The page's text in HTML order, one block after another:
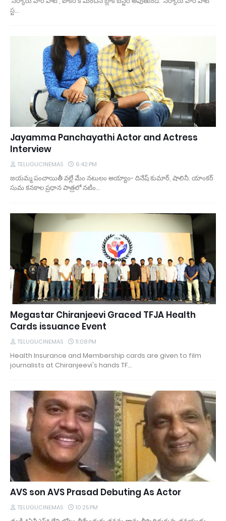
స్ట…
Jayamma Panchayathi Actor and Actress
Interview
TELUGUCINEMAS 6:42 PM
జయమ్మ పంచాయితీ వల్లే మేం నటులం అయ్యాం- దినేష్ కుమార్, షాలినీ. యాంకర్
సుమ కనకాల ప్రధాన పాత్రలో నటిం…
Megastar Chiranjeevi Graced TFJA Health
Cards issuance Event
TELUGUCINEMAS 11:08 PM
Health Insurance and Membership cards are given to film
journalists at Chiranjeevi's hands TF…
AVS son AVS Prasad Debuting As Actor
TELUGUCINEMAS 10:25 PM